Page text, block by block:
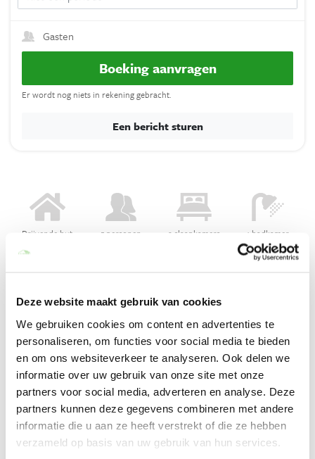
Deze website maakt gebruik van cookies
We gebruiken cookies om content en advertenties te
personaliseren, om functies voor social media te bieden
en om ons websiteverkeer te analyseren. Ook delen we
informatie over uw gebruik van onze site met onze
partners voor social media, adverteren en analyse. Deze
partners kunnen deze gegevens combineren met andere
informatie die u aan ze heeft verstrekt of die ze hebben
verzameld op basis van uw gebruik van hun services.
Drijvende hut 5 personen 2 slaapkamers 1 badkamer
Sidney is een bijzondere accommodatie voor 5 personen in de
Vaucluse, Zuid-Frankrijk. De hut is omringd door de natuur en ligt
op een eco-vriendelijk park. Het ontbijt is inbegrepen en wordt
iedere ochtend op het terras klaargezet. Een onvergetelijk
verblijf, voor het hele gezin!
Lees meer
Voorzieningen
Gasten
Boeking aanvragen
Er wordt nog niets in rekening gebracht.
Een bericht sturen